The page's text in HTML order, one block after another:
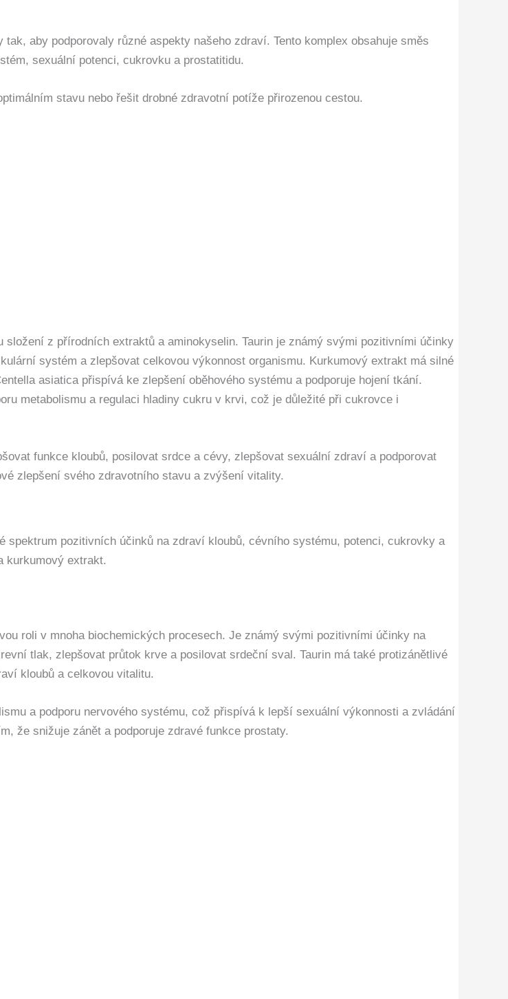
aby podporovaly různé aspekty našeho zdraví. Tento komplex obsahuje směs
sexuální potenci, cukrovku a prostatitidu.
stavu nebo řešit drobné zdravotní potíže přirozenou cestou.
z přírodních extraktů a aminokyselin. Taurin je známý svými pozitivními účinky
systém a zlepšovat celkovou výkonnost organismu. Kurkumový extrakt má silné
asiatica přispívá ke zlepšení oběhového systému a podporuje hojení tkání.
metabolismu a regulaci hladiny cukru v krvi, což je důležité při cukrovce i
funkce kloubů, posilovat srdce a cévy, zlepšovat sexuální zdraví a podporovat
zlepšení svého zdravotního stavu a zvýšení vitality.
pozitivních účinků na zdraví kloubů, cévního systému, potenci, cukrovky a
kurkumový extrakt.
roli v mnoha biochemických procesech. Je známý svými pozitivními účinky na
tlak, zlepšovat průtok krve a posilovat srdeční sval. Taurin má také protizánětlivé
kloubů a celkovou vitalitu.
a podporu nervového systému, což přispívá k lepší sexuální výkonnosti a zvládání
že snižuje zánět a podporuje zdravé funkce prostaty.